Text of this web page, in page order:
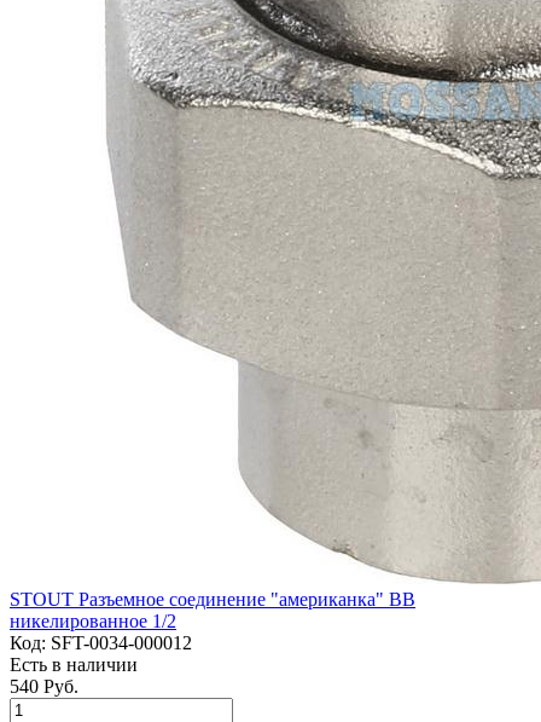
STOUT Разъемное соединение "американка" ВВ
никелированное 1/2
Код: SFT-0034-000012
Есть в наличии
540 Руб.